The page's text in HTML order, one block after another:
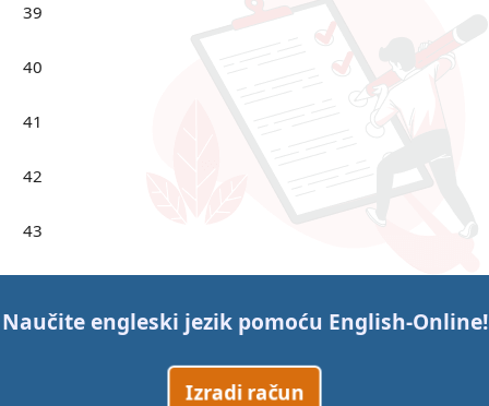
39
40
41
42
43
Naučite engleski jezik pomoću English-Online!
Izradi račun